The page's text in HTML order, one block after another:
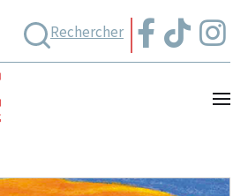
Rechercher